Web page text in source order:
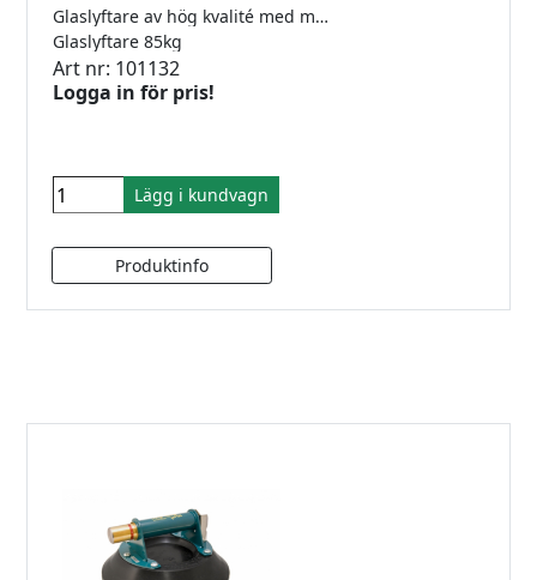
Glaslyftare av hög kvalité med metallhandtag och pumpaktiverad sugplatta. Tydlig indikator för att se att vakuumet i sugplattan inte läcker. Lyftkraft 85kg. (Säkerhetsklass 2). Komplett med väska.
Glaslyftare 85kg
Art nr: 101132
Logga in för pris!
Lägg i kundvagn